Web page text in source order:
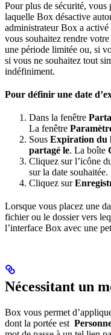
Pour plus de sécurité, vous
laquelle Box désactive
administrateur Box a
vous souhaitez rendre
une période limitée ou, si
si vous ne souhaitez tout
indéfiniment.
Pour définir une date
Dans la fenêtre
La fenêtre
Sous Expiration du
partagé le. La boîte
Cliquez sur l’icône
sur la date souhaitée.
Cliquez sur
Lorsque vous placez une
fichier ou le dossier vers
l’interface Box avec une
Nécessitant un
Box vous permet
dont la portée est